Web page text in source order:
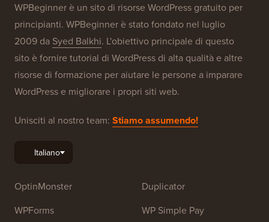
WPBeginner è un sito di risorse WordPress gratuito per
principianti. WPBeginner è stato fondato nel luglio
2009 da Syed Balkhi. L'obiettivo principale di questo
sito è fornire tutorial di WordPress di alta qualità e altre
risorse di formazione per aiutare le persone a imparare
WordPress e migliorare i propri siti web.
Unisciti al nostro team: Stiamo assumendo!
OptinMonster
WPForms
Duplicator
WP Simple Pay